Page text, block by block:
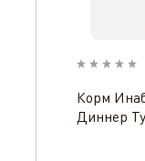
Корм
Диннер